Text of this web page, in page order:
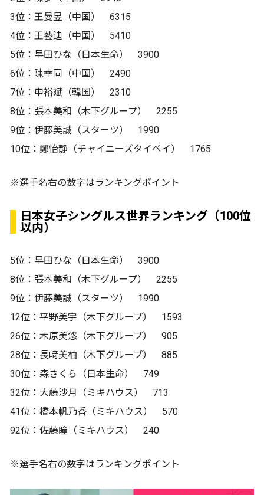
3位：王曼昱（中国） 6315
4位：王藝迪（中国） 5410
5位：早田ひな（日本生命） 3900
6位：陳幸同（中国） 2490
7位：申裕斌（韓国） 2310
8位：張本美和（木下グループ） 2255
9位：伊藤美誠（スターツ） 1990
10位：鄭怡静（チャイニーズタイペイ） 1765
※選手名右の数字はランキングポイント
日本女子シングルス世界ランキング（100位
以内）
5位：早田ひな（日本生命） 3900
8位：張本美和（木下グループ） 2255
9位：伊藤美誠（スターツ） 1990
12位：平野美宇（木下グループ） 1593
26位：木原美悠（木下グループ） 905
28位：長﨑美柚（木下グループ） 885
30位：森さくら（日本生命） 749
32位：大藤沙月（ミキハウス） 713
41位：橋本帆乃香（ミキハウス） 570
92位：佐藤瞳（ミキハウス） 240
※選手名右の数字はランキングポイント